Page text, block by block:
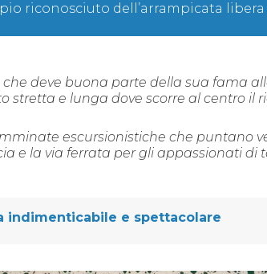
riconosciuto dell’arrampicata
che deve buona parte della sua fama
stretta e lunga dove scorre al centro il
escursionistiche che puntano
e la via ferrata per gli appassionati di
indimenticabile e spettacolare